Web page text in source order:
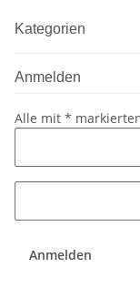
Kategorien
Anmelden
Alle mit *
Anmelden